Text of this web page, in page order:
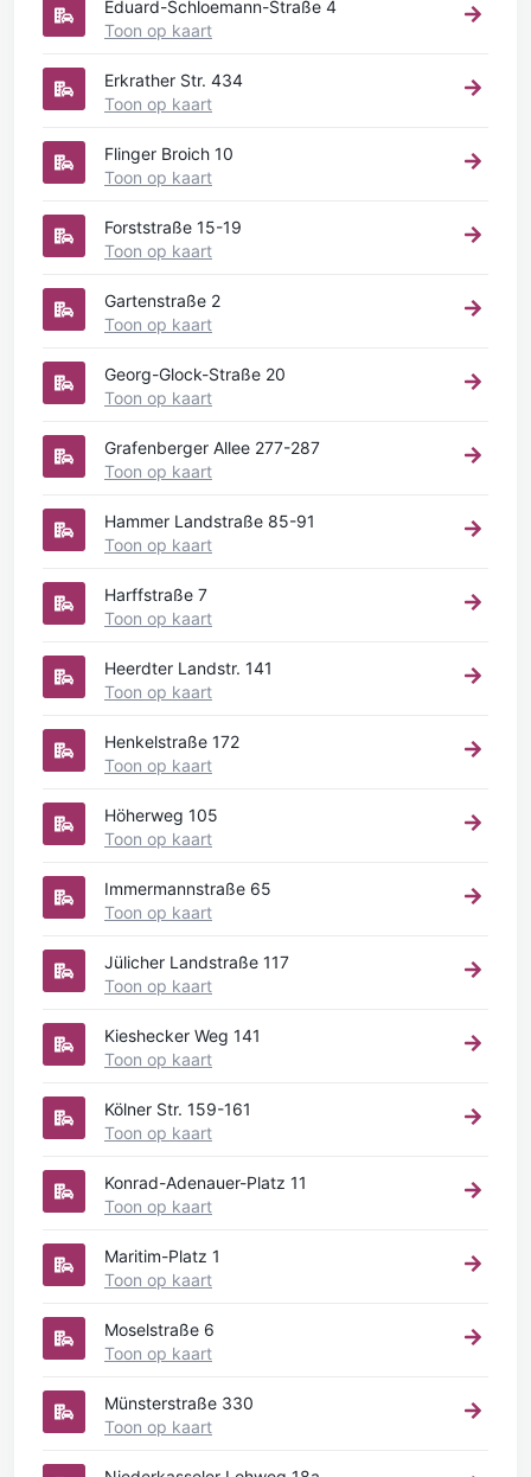
Eduard-Schloemann-Straße 4
Toon op kaart
Erkrather Str. 434
Toon op kaart
Flinger Broich 10
Toon op kaart
Forststraße 15-19
Toon op kaart
Gartenstraße 2
Toon op kaart
Georg-Glock-Straße 20
Toon op kaart
Grafenberger Allee 277-287
Toon op kaart
Hammer Landstraße 85-91
Toon op kaart
Harffstraße 7
Toon op kaart
Heerdter Landstr. 141
Toon op kaart
Henkelstraße 172
Toon op kaart
Höherweg 105
Toon op kaart
Immermannstraße 65
Toon op kaart
Jülicher Landstraße 117
Toon op kaart
Kieshecker Weg 141
Toon op kaart
Kölner Str. 159-161
Toon op kaart
Konrad-Adenauer-Platz 11
Toon op kaart
Maritim-Platz 1
Toon op kaart
Moselstraße 6
Toon op kaart
Münsterstraße 330
Toon op kaart